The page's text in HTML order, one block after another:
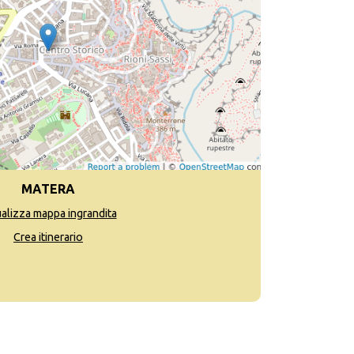
MATERA
mappa ingrandita
Crea itinerario